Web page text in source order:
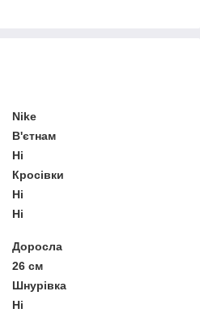
Nike
В'єтнам
Ні
Кросівки
Ні
Ні
Доросла
26 см
Шнурівка
Ні